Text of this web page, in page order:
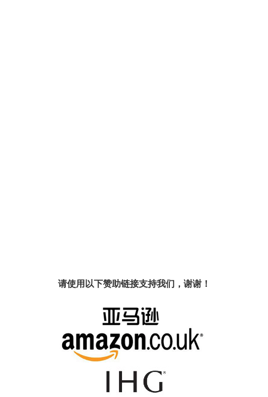
请使用以下赞助链接支持我们，谢谢！